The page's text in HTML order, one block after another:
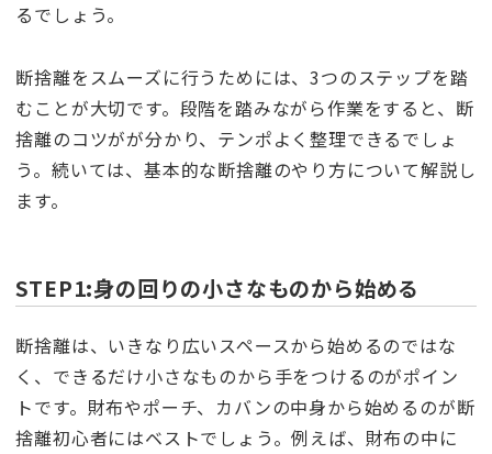
るでしょう。
断捨離をスムーズに行うためには、3つのステップを踏
むことが大切です。段階を踏みながら作業をすると、断
捨離のコツがが分かり、テンポよく整理できるでしょ
う。続いては、基本的な断捨離のやり方について解説し
ます。
STEP1:身の回りの小さなものから始める
断捨離は、いきなり広いスペースから始めるのではな
く、できるだけ小さなものから手をつけるのがポイン
トです。財布やポーチ、カバンの中身から始めるのが断
捨離初心者にはベストでしょう。例えば、財布の中に